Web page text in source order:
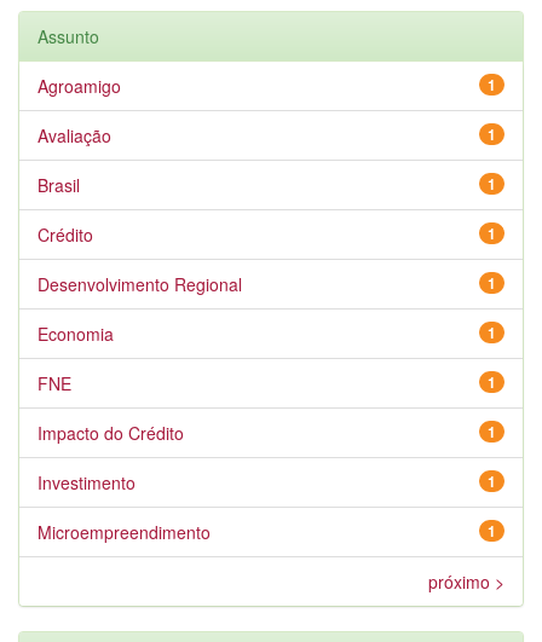
Assunto
1
Agroamigo
1
Avaliação
1
Brasil
1
Crédito
1
Desenvolvimento Regional
1
Economia
1
FNE
1
Impacto do Crédito
1
Investimento
1
Microempreendimento
próximo >